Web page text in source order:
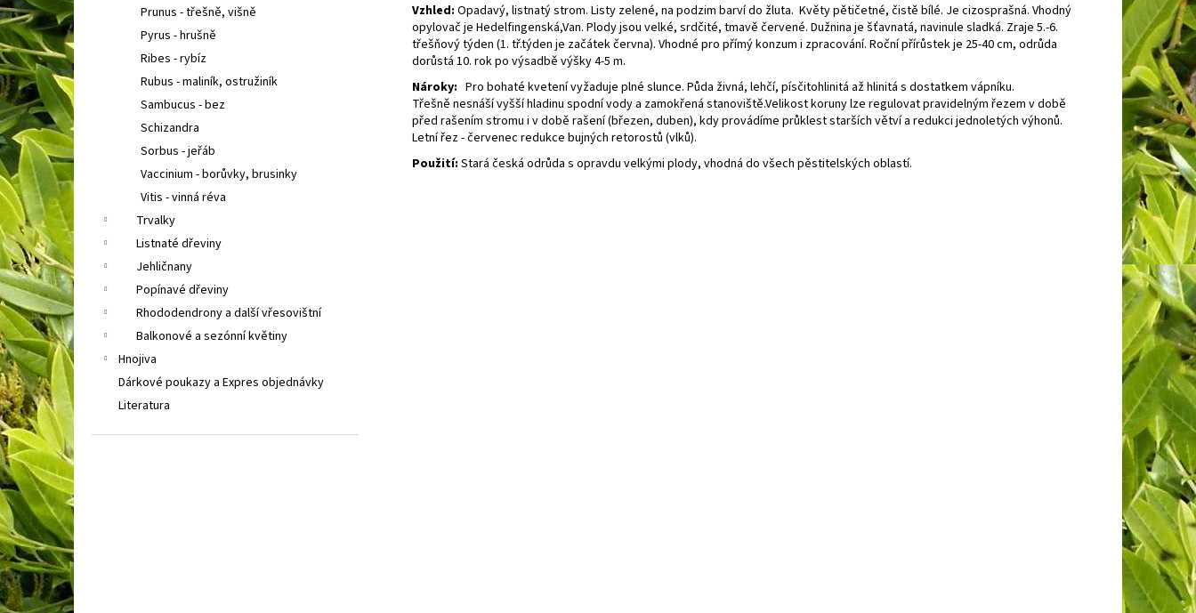
Prunus - třešně, višně
Pyrus - hrušně
Ribes - rybíz
Rubus - maliník, ostružiník
Sambucus - bez
Schizandra
Sorbus - jeřáb
Vaccinium - borůvky, brusinky
Vitis - vinná réva
Trvalky
Listnaté dřeviny
Jehličnany
Popínavé dřeviny
Rhododendrony a další vřesovištní
Balkonové a sezónní květiny
Hnojiva
Dárkové poukazy a Expres objednávky
Literatura
Vzhled: Opadavý, listnatý strom. Listy zelené, na podzim barví do žluta. Květy pětičetné, čistě bílé. Je cizosprašná. Vhodný
opylovač je Hedelfingenská,Van. Plody jsou velké, srdčité, tmavě červené. Dužnina je šťavnatá, navinule sladká. Zraje 5.-6.
třešňový týden (1. tř.týden je začátek června). Vhodné pro přímý konzum i zpracování. Roční přírůstek je 25-40 cm, odrůda
dorůstá 10. rok po výsadbě výšky 4-5 m.
Nároky: Pro bohaté kvetení vyžaduje plné slunce. Půda živná, lehčí, písčitohlinitá až hlinitá s dostatkem vápníku.
Třešně nesnáší vyšší hladinu spodní vody a zamokřená stanoviště.Velikost koruny lze regulovat pravidelným řezem v době
před rašením stromu i v době rašení (březen, duben), kdy provádíme průklest starších větví a redukci jednoletých výhonů.
Letní řez - červenec redukce bujných retorostů (vlků).
Použití: Stará česká odrůda s opravdu velkými plody, vhodná do všech pěstitelských oblastí.